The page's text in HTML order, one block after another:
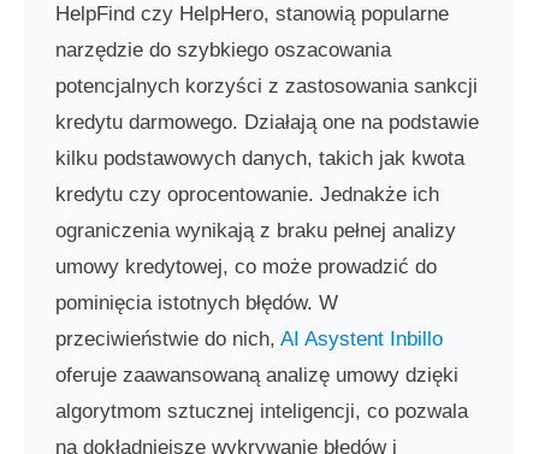
HelpFind czy HelpHero, stanowią popularne
narzędzie do szybkiego oszacowania
potencjalnych korzyści z zastosowania sankcji
kredytu darmowego. Działają one na podstawie
kilku podstawowych danych, takich jak kwota
kredytu czy oprocentowanie. Jednakże ich
ograniczenia wynikają z braku pełnej analizy
umowy kredytowej, co może prowadzić do
pominięcia istotnych błędów. W
przeciwieństwie do nich, AI Asystent Inbillo
oferuje zaawansowaną analizę umowy dzięki
algorytmom sztucznej inteligencji, co pozwala
na dokładniejsze wykrywanie błędów i